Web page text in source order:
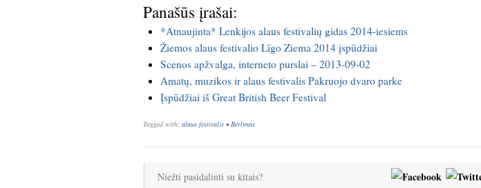
Panašūs įrašai:
*Atnaujinta* Lenkijos alaus festivalių gidas 2014-iesiems
Žiemos alaus festivalio Līgo Ziema 2014 įspūdžiai
Scenos apžvalga, interneto purslai – 2013-09-02
Amatų, muzikos ir alaus festivalis Pakruojo dvaro parke
Įspūdžiai iš Great British Beer Festival
Tagged with: alaus festivalis •Berlynas
Niežti pasidalinti su kitais?